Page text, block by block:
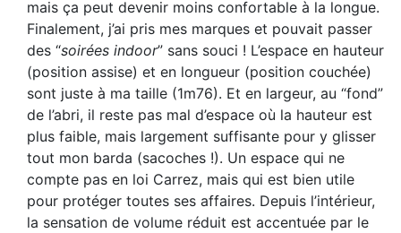
mais ça peut devenir moins confortable à la longue.
Finalement, j’ai pris mes marques et pouvait passer
des “soirées indoor” sans souci ! L’espace en hauteur
(position assise) et en longueur (position couchée)
sont juste à ma taille (1m76). Et en largeur, au “fond”
de l’abri, il reste pas mal d’espace où la hauteur est
plus faible, mais largement suffisante pour y glisser
tout mon barda (sacoches !). Un espace qui ne
compte pas en loi Carrez, mais qui est bien utile
pour protéger toutes ses affaires. Depuis l’intérieur,
la sensation de volume réduit est accentuée par le